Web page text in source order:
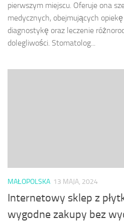
pierwszym miejscu. Oferuje ona
medycznych, obejmujących
diagnostykę oraz leczenie
dolegliwości. Stomatolog...
MAŁOPOLSKA 13 MAJA, 2024
Internetowy sklep z
wygodne zakupy bez